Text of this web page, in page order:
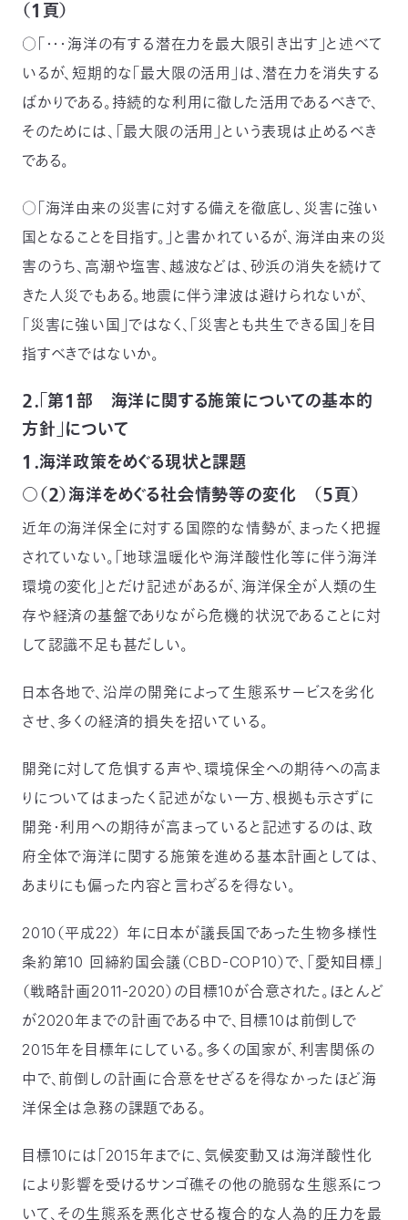
（１頁）
○「・・・海洋の有する潜在力を最大限引き出す」と述べて
いるが、短期的な「最大限の活用」は、潜在力を消失する
ばかりである。持続的な利用に徹した活用であるべきで、
そのためには、「最大限の活用」という表現は止めるべき
である。
○「海洋由来の災害に対する備えを徹底し、災害に強い
国となることを目指す。」と書かれているが、海洋由来の災
害のうち、高潮や塩害、越波などは、砂浜の消失を続けて
きた人災でもある。地震に伴う津波は避けられないが、
「災害に強い国」ではなく、「災害とも共生できる国」を目
指すべきではないか。
２．「第１部 海洋に関する施策についての基本的
方針」について
１．海洋政策をめぐる現状と課題
○（２）海洋をめぐる社会情勢等の変化 （５頁）
近年の海洋保全に対する国際的な情勢が、まったく把握
されていない。「地球温暖化や海洋酸性化等に伴う海洋
環境の変化」とだけ記述があるが、海洋保全が人類の生
存や経済の基盤でありながら危機的状況であることに対
して認識不足も甚だしい。
日本各地で、沿岸の開発によって生態系サービスを劣化
させ、多くの経済的損失を招いている。
開発に対して危惧する声や、環境保全への期待への高ま
りについてはまったく記述がない一方、根拠も示さずに
開発・利用への期待が高まっていると記述するのは、政
府全体で海洋に関する施策を進める基本計画としては、
あまりにも偏った内容と言わざるを得ない。
2010（平成22） 年に日本が議長国であった生物多様性
条約第10 回締約国会議（CBD-COP10）で、「愛知目標」
（戦略計画2011-2020）の目標10が合意された。ほとんど
が2020年までの計画である中で、目標10は前倒しで
2015年を目標年にしている。多くの国家が、利害関係の
中で、前倒しの計画に合意をせざるを得なかったほど海
洋保全は急務の課題である。
目標10には「2015年までに、気候変動又は海洋酸性化
により影響を受けるサンゴ礁その他の脆弱な生態系につ
いて、その生態系を悪化させる複合的な人為的圧力を最